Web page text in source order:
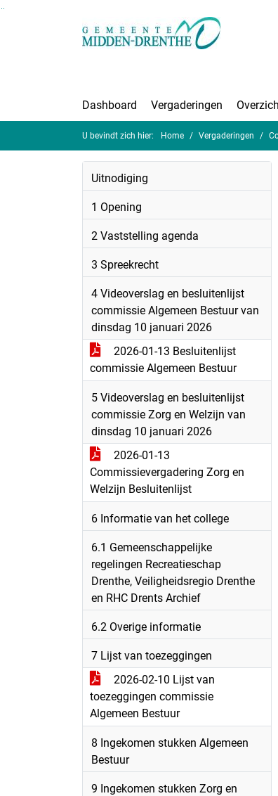
Dashboard Vergaderingen
U bevindt zich hier: Home Vergaderingen
Uitnodiging
1 Opening
2 Vaststelling agenda
3 Spreekrecht
4 Videoverslag en besluitenlijst
commissie Algemeen Bestuur van
dinsdag 10 januari 2026
2026-01-13 Besluitenlijst
commissie Algemeen Bestuur
5 Videoverslag en besluitenlijst
commissie Zorg en Welzijn van
dinsdag 10 januari 2026
2026-01-13
Commissievergadering Zorg en
Welzijn Besluitenlijst
6 Informatie van het college
6.1 Gemeenschappelijke
regelingen Recreatieschap
Drenthe, Veiligheidsregio Drenthe
en RHC Drents Archief
6.2 Overige informatie
7 Lijst van toezeggingen
2026-02-10 Lijst van
toezeggingen commissie
Algemeen Bestuur
8 Ingekomen stukken Algemeen
Bestuur
9 Ingekomen stukken Zorg en